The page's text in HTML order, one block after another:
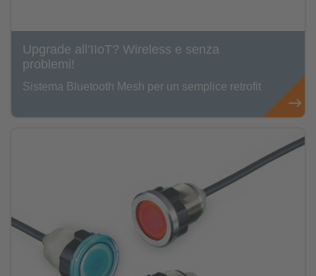
Upgrade all’IIoT? Wireless e senza
problemi!
Sistema Bluetooth Mesh per un semplice retrofit